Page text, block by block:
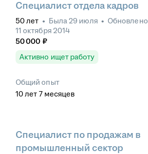
Специалист отдела кадров
50 лет • Была 29 июля • Обновлено
11 октября 2014
50 000 ₽
Активно ищет работу
Общий опыт
10 лет 7 месяцев
Специалист по продажам в
промышленный сектор